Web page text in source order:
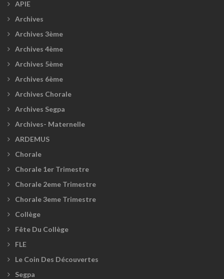
APIE
Archives
Archives 3ème
Archives 4ème
Archives 5ème
Archives 6ème
Archives Chorale
Archives Segpa
Archives- Maternelle
ARDEMUS
Chorale
Chorale 1er Trimestre
Chorale 2eme Trimestre
Chorale 3eme Trimestre
Collège
Fête Du Collège
FLE
Le Coin Des Découvertes
Segpa